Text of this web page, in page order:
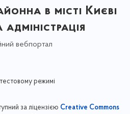
в місті Києві
вебпортал
режимі
за ліцензією Creative Commons